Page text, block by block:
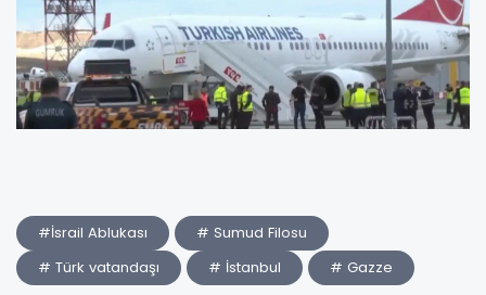
#İsrail Ablukası
# Sumud Filosu
# Türk vatandaşı
# İstanbul # Gazze